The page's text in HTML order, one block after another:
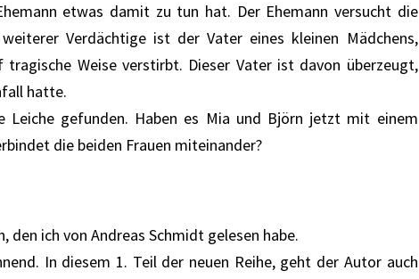
etwas damit zu tun hat. Der Ehemann versucht die
Verdächtige ist der Vater eines kleinen Mädchens,
Weise verstirbt. Dieser Vater ist davon überzeugt,
hatte.
Leiche gefunden. Haben es Mia und Björn jetzt mit einem
die beiden Frauen miteinander?
den ich von Andreas Schmidt gelesen habe.
In diesem 1. Teil der neuen Reihe, geht der Autor auch